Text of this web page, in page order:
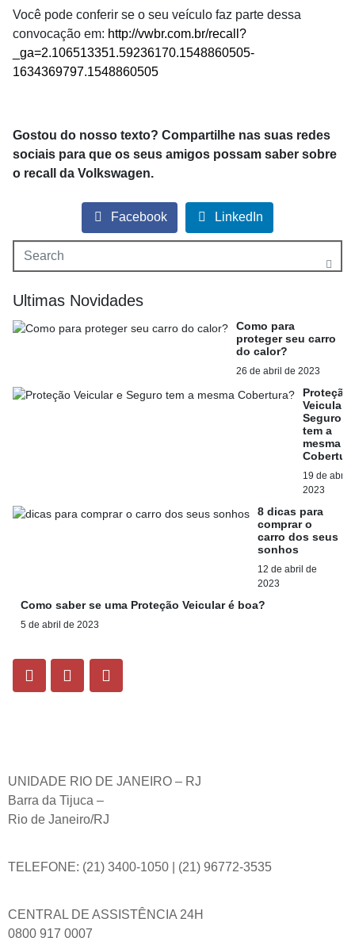
Você pode conferir se o seu veículo faz parte dessa
convocação em: http://vwbr.com.br/recall?
_ga=2.106513351.59236170.1548860505-
1634369797.1548860505
Gostou do nosso texto? Compartilhe nas suas redes
sociais para que os seus amigos possam saber sobre
o recall da Volkswagen.
Facebook LinkedIn
Ultimas Novidades
Como para
proteger seu carro
do calor?
26 de abril de 2023
Proteção
Veicular e
Seguro
tem a
mesma
19 de abril
2023
8 dicas para
comprar o
carro dos seus
sonhos
12 de abril de
2023
Como saber se uma Proteção Veicular é boa?
5 de abril de 2023
UNIDADE RIO DE JANEIRO – RJ
Barra da Tijuca –
Rio de Janeiro/RJ
TELEFONE: (21) 3400-1050 | (21) 96772-3535
CENTRAL DE ASSISTÊNCIA 24H
0800 917 0007